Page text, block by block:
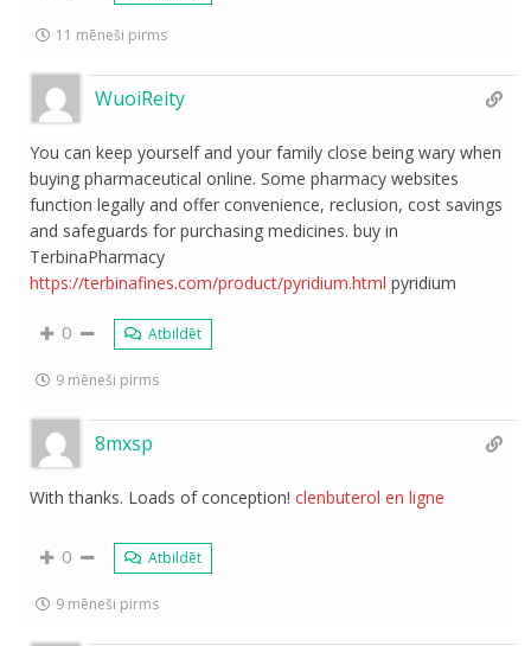
11 mēneši pirms
WuoiReity
You can keep yourself and your family close being wary when
buying pharmaceutical online. Some pharmacy websites
function legally and offer convenience, reclusion, cost savings
and safeguards for purchasing medicines. buy in
TerbinaPharmacy
https://terbinafines.com/product/pyridium.html pyridium
0 Atbildēt
9 mēneši pirms
8mxsp
With thanks. Loads of conception!clenbuterol en ligne
0 Atbildēt
9 mēneši pirms